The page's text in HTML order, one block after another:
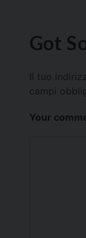
Got
Il tuo
campi
Your